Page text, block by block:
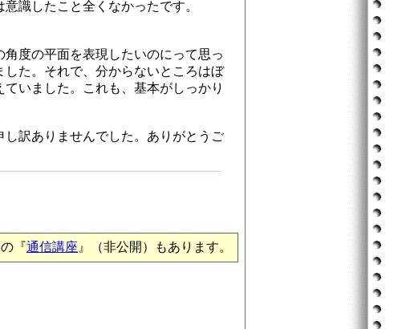
識したこと全くなかったです。
度の平面を表現したいのにって思っ
た。それで、分からないところはぼ
いました。これも、基本がしっかり
訳ありませんでした。ありがとうご
『通信講座 』（非公開）もあります。